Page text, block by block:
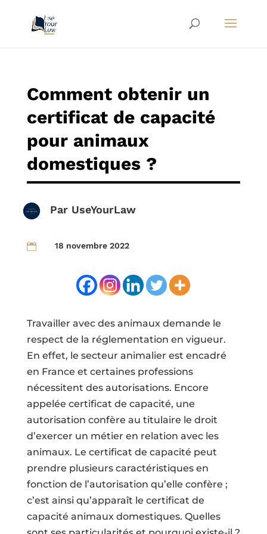
Comment obtenir un
certificat de capacité
pour animaux
domestiques ?
Par UseYourLaw
 18 novembre 2022
Travailler avec des animaux demande le
respect de la réglementation en vigueur.
En effet, le secteur animalier est encadré
en France et certaines professions
nécessitent des autorisations. Encore
appelée certificat de capacité, une
autorisation confère au titulaire le droit
d’exercer un métier en relation avec les
animaux. Le certificat de capacité peut
prendre plusieurs caractéristiques en
fonction de l’autorisation qu’elle confère ;
c’est ainsi qu’apparaît le certificat de
capacité animaux domestiques. Quelles